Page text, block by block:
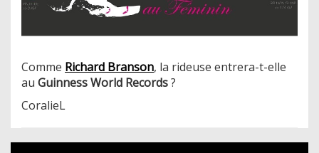
Comme Richard Branson, la rideuse entrera-t-elle
au Guinness World Records?
CoralieL